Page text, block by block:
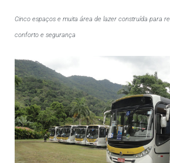
Cinco espaços e muita área de lazer construída para
conforto e segurança